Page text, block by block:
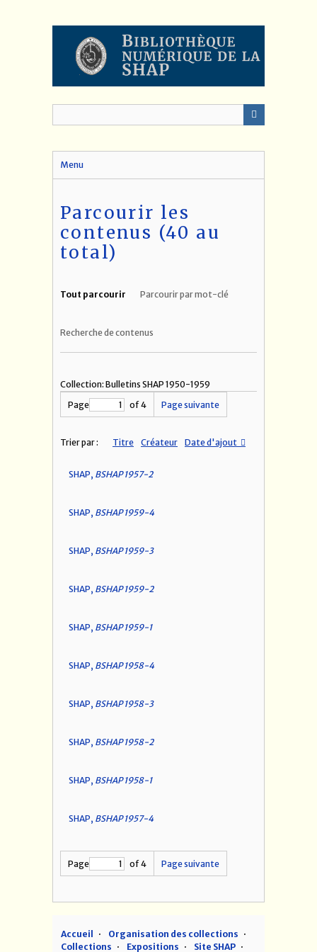
Menu
Parcourir les
contenus (40 au
total)
Tout parcourir Parcourir par mot-clé
Recherche de contenus
Collection: Bulletins SHAP 1950-1959
Page
of 4 Page suivante
Trier par : Titre Créateur Date d'ajout
SHAP, BSHAP 1957-2
SHAP, BSHAP 1959-4
SHAP, BSHAP 1959-3
SHAP, BSHAP 1959-2
SHAP, BSHAP 1959-1
SHAP, BSHAP 1958-4
SHAP, BSHAP 1958-3
SHAP, BSHAP 1958-2
SHAP, BSHAP 1958-1
SHAP, BSHAP 1957-4
Page of 4 Page suivante
Accueil
Organisation des collections
Collections
Expositions Site SHAP